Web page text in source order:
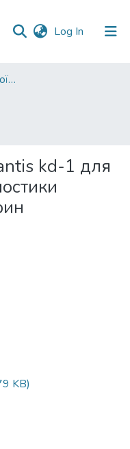
Log In (current)
Факультет ветеринарної медицини
kd-1 для
KB)